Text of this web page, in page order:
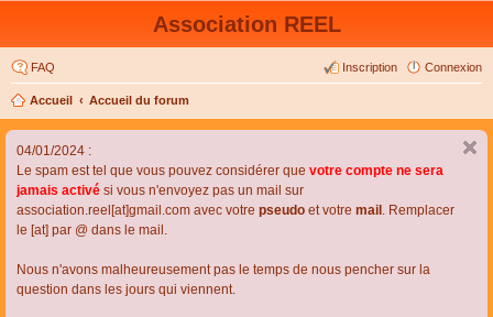
Association REEL
FAQ Connexion
Inscription
Accueil Accueil du forum
04/01/2024 :
Le spam est tel que vous pouvez considérer que votre compte ne sera
jamais activé si vous n'envoyez pas un mail sur
association.reel[at]gmail.com avec votre pseudo et votre mail . Remplacer
le [at] par @ dans le mail.
Nous n'avons malheureusement pas le temps de nous pencher sur la
question dans les jours qui viennent.